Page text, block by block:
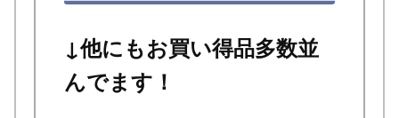
↓他にもお買い得品多数並
んでます！